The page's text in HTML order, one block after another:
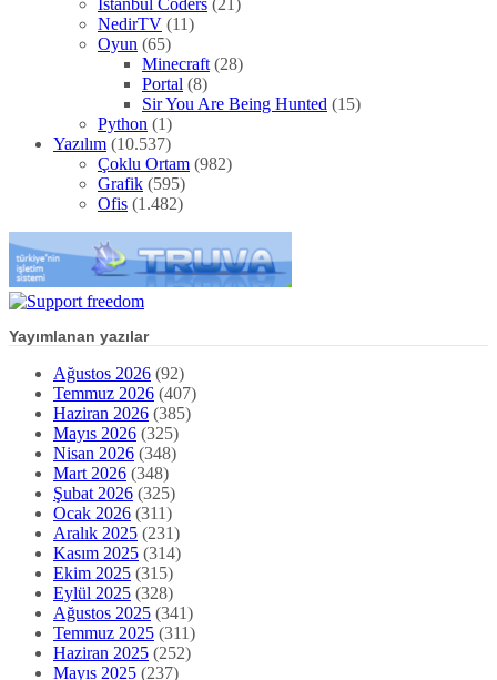
Istanbul Coders (21)
NedirTV (11)
Oyun (65)
Minecraft (28)
Portal (8)
Sir You Are Being Hunted (15)
Python (1)
Yazılım (10.537)
Çoklu Ortam (982)
Grafik (595)
Ofis (1.482)
Yayımlanan yazılar
Ağustos 2026 (92)
Temmuz 2026 (407)
Haziran 2026 (385)
Mayıs 2026 (325)
Nisan 2026 (348)
Mart 2026 (348)
Şubat 2026 (325)
Ocak 2026 (311)
Aralık 2025 (231)
Kasım 2025 (314)
Ekim 2025 (315)
Eylül 2025 (328)
Ağustos 2025 (341)
Temmuz 2025 (311)
Haziran 2025 (252)
Mayıs 2025 (237)